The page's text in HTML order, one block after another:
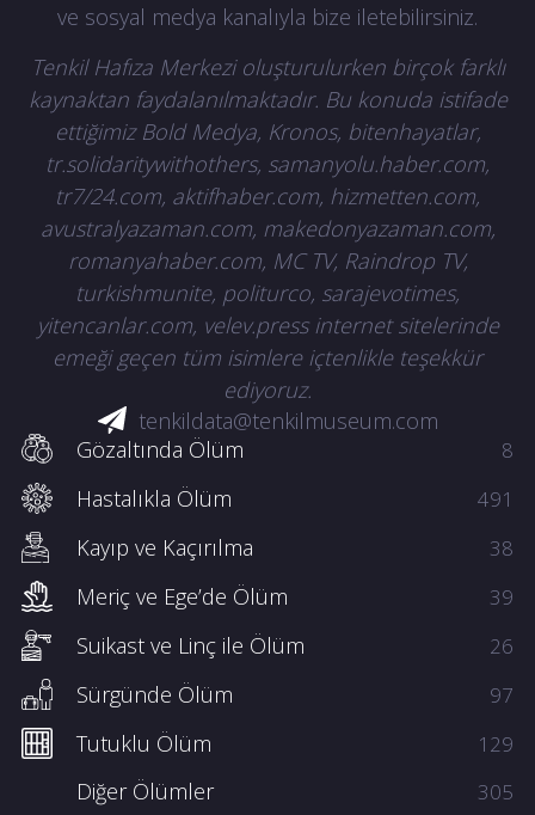
ve sosyal medya kanalıyla bize iletebilirsiniz.
Tenkil Hafıza Merkezi oluşturulurken birçok farklı
kaynaktan faydalanılmaktadır. Bu konuda istifade
ettiğimiz Bold Medya, Kronos, bitenhayatlar,
tr.solidaritywithothers, samanyolu.haber.com,
tr7/24.com, aktifhaber.com, hizmetten.com,
avustralyazaman.com, makedonyazaman.com,
romanyahaber.com, MC TV, Raindrop TV,
turkishmunite, politurco, sarajevotimes,
yitencanlar.com, velev.press internet sitelerinde
emeği geçen tüm isimlere içtenlikle teşekkür
ediyoruz.
tenkildata@tenkilmuseum.com
Gözaltında Ölüm
8
Hastalıkla Ölüm 491
Kayıp ve Kaçırılma 38
Meriç ve Ege’de Ölüm 39
Suikast ve Linç ile Ölüm 26
Sürgünde Ölüm 97
Tutuklu Ölüm 129
Diğer Ölümler 305